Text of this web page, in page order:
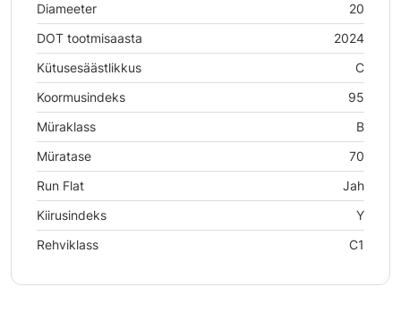
Diameeter
20
DOT tootmisaasta
2024
Kütusesäästlikkus
C
Koormusindeks
95
Müraklass
B
Müratase
70
Run Flat
Jah
Kiirusindeks
Y
Rehviklass
C1